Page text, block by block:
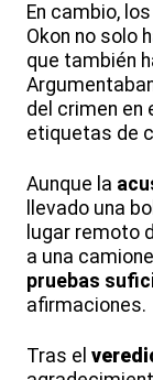
En cambio,
Okon no solo
que también
del crimen en
etiquetas de
Aunque la
llevado una
lugar remoto
a una
pruebas
afirmaciones.
Tras el